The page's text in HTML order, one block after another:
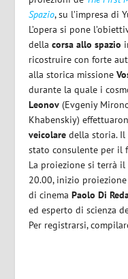
Spazio, su l’impresa di
L’opera si pone
dellacorsa allo spazio
ricostruire con forte
alla storica missione
durante la quale i
Leonov (Evgeniy
Khabenskiy)
veicolare della storia. Il
stato consulente per il
La proiezione si terrà
20.00, inizio proiezione
di cinemaPaolo Di
ed esperto di scienza
Per registrarsi,